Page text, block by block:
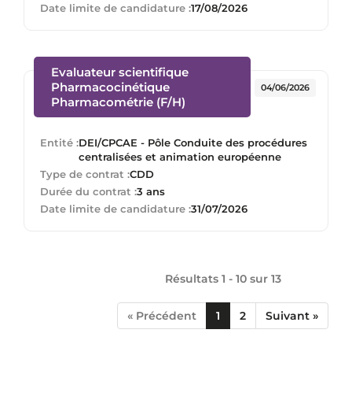
Date limite de candidature :17/08/2026
Evaluateur scientifique
Pharmacocinétique
Pharmacométrie (F/H)
Entité :DEI/CPCAE - Pôle Conduite des procédures
centralisées et animation européenne
Type de contrat :CDD
Durée du contrat :3 ans
04/06/2026
Date limite de candidature :31/07/2026
Résultats 1 - 10 sur 13
« Précédent 1 2 Suivant »